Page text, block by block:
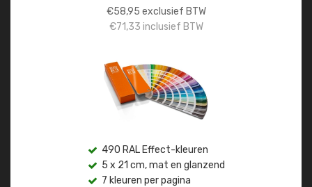
€58,95 exclusief BTW
€71,33 inclusief BTW
490 RAL Effect-kleuren
5 x 21 cm, mat en glanzend
7 kleuren per pagina